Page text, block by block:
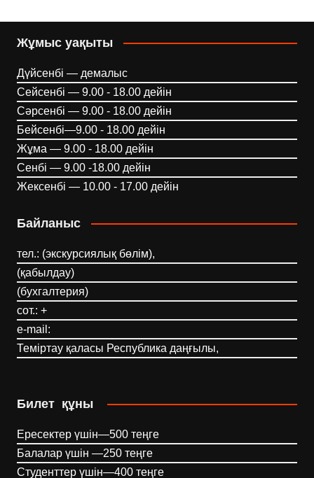
Жұмыс уақыты
Дүйсенбі — демалыс
Сейсенбі — 9.00 - 18.00 дейін
Сәрсенбі — 9.00 - 18.00 дейін
Бейсенбі—9.00 - 18.00 дейін
Жұма — 9.00 - 18.00 дейін
Сенбі — 9.00 -18.00 дейін
Жексенбі — 10.00 - 17.00 дейін
Байланыс
тел.: (экскурсиялық бөлім),
(қабылдау)
(бухгалтерия)
сот.: +
e-mail:
Теміртау қаласы Республика даңғылы,
Билет құны
Ересектер үшін—500 теңге
Балалар үшін —250 теңге
Студенттер үшін—400 теңге